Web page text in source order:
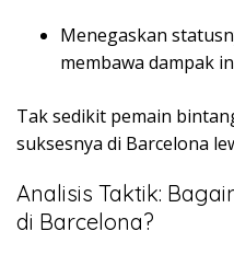
Menegaskan
membawa dampak
Tak sedikit pemain
suksesnya di Barcelona
Analisis Taktik:
di Barcelona?